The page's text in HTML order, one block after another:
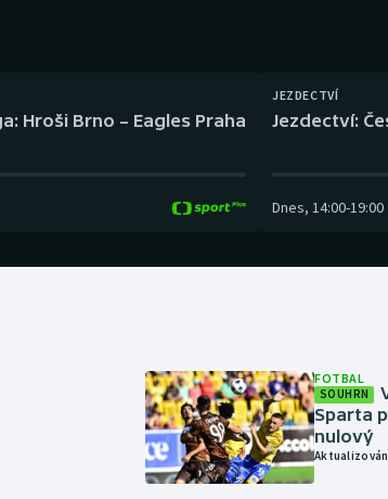
hry
volejbal
Vodní slalom
Ostatní
Hroši Brno – Eagles Praha
JEZDECTVÍ
Jezdectví:
Dnes, 14:00-19:00
FOTBAL
SOUHRN
Sparta
nulový